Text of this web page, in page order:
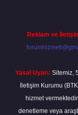
Reklam ve
Yasal Uyarı: Sitemiz,
İletişim Kurumu
hizmet
denetleme veya